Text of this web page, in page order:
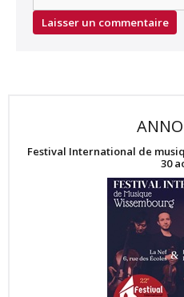
Festival International de
30